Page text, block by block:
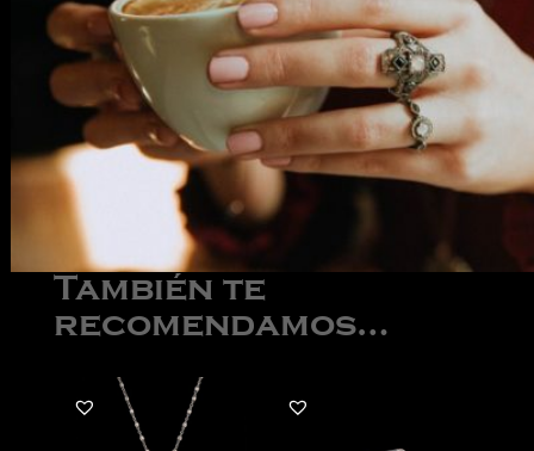
También te
recomendamos…